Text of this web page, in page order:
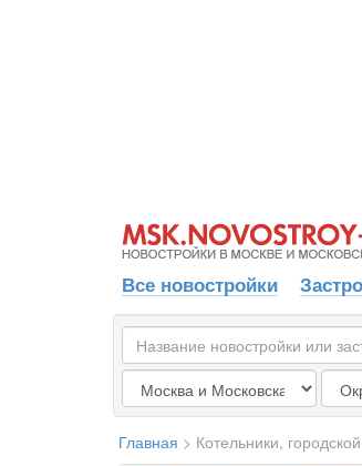
Все новостройки
Главная > Котельники,